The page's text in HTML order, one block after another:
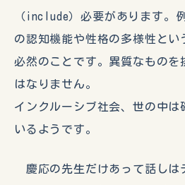
（include）必要があります。
の認知機能や性格の多様性とい
必然のことです。異質なものを
はなりません。
インクルーシブ社会、世の中は
いるようです。
慶応の先生だけあって話しは